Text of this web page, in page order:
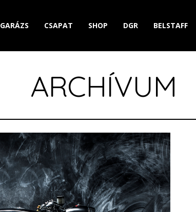
GARÁZS CSAPAT SHOP DGR BELSTAFF
ARCHÍVUM